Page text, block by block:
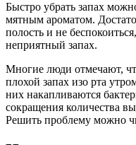
Быстро убрать запах
мятным ароматом.
полость и не
неприятный запах.
Многие люди отмечают,
плохой запах изо рта
них накапливаются
сокращения количества
Решить проблему можно